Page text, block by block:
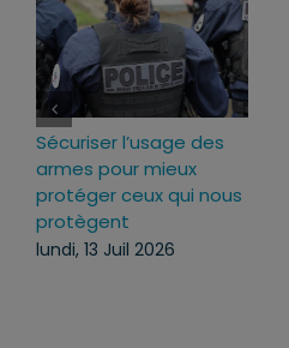
Sécuriser l’usage des
armes pour mieux
protéger ceux qui nous
protègent
lundi, 13 Juil 2026